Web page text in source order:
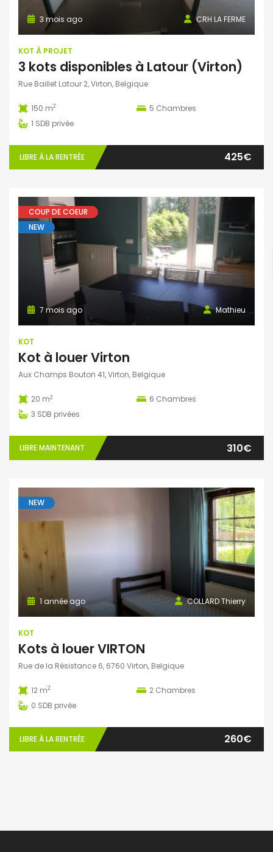
CRH LA FERME
3 mois ago
KOT À PROJET
3 kots disponibles à Latour (Virton)
Rue Baillet Latour 2, Virton, Belgique
150 m2 5 Chambres
1 SDB privée
LIBRE À LA RENTRÉE 425€
COUP DE COEUR
NEW
Mathieu
7 mois ago
KOT
Kot à louer Virton
Aux Champs Bouton 41, Virton, Belgique
20 m2 6 Chambres
3 SDB privées
LIBRE MAINTENANT 310€
NEW
COLLARD Thierry
1 année ago
KOT
Kots à louer VIRTON
Rue de la Résistance 6, 6760 Virton, Belgique
12 m2 2 Chambres
0 SDB privée
LIBRE À LA RENTRÉE 260€